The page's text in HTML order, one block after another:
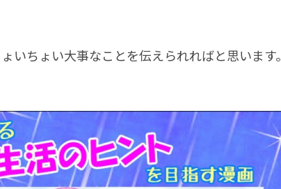
いちょい大事なことを伝えられればと思います。